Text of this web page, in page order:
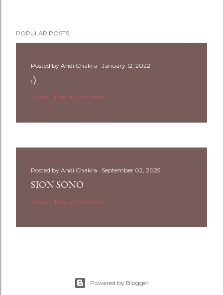
POPULAR POSTS
Posted by Andi Chakra January 12, 2022
:)
Share Post a Comment
Posted by Andi Chakra September 02, 2025
SION SONO
Share Post a Comment
Powered by Blogger